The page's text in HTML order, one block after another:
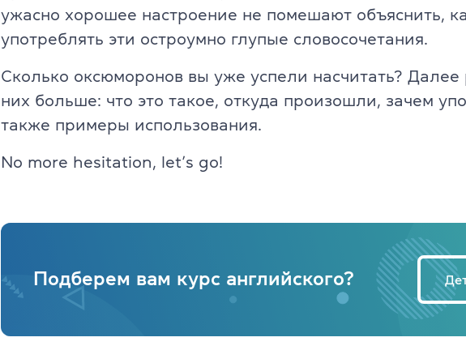
Платформа Grade University
ТOEFL
KET, PET, FCE (для подростков)
TKT (для преподавателей)
Английский для детей 11-12
Летний экспресс-курс для
Подготовка к TKT
ужасно хорошее настроение не помешают объяснить,
употреблять эти остроумно глупые словосочетания.
Сколько оксюморонов вы уже успели насчитать? Далее
них больше: что это такое, откуда произошли, зачем
также примеры использования.
No more hesitation, let’s go!
Подберем вам курс английского?